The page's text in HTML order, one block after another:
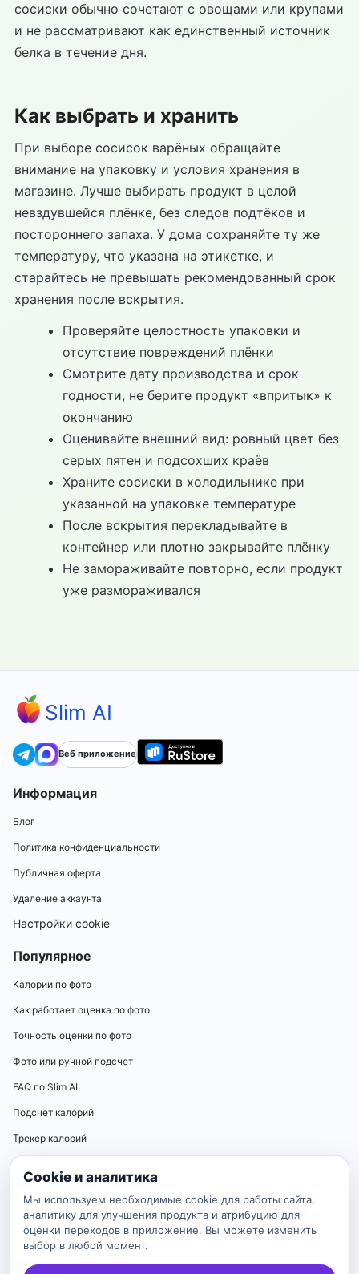
сосиски обычно сочетают с овощами или крупами
и не рассматривают как единственный источник
белка в течение дня.
Как выбрать и хранить
При выборе сосисок варёных обращайте
внимание на упаковку и условия хранения в
магазине. Лучше выбирать продукт в целой
невздувшейся плёнке, без следов подтёков и
постороннего запаха. У дома сохраняйте ту же
температуру, что указана на этикетке, и
старайтесь не превышать рекомендованный срок
хранения после вскрытия.
Проверяйте целостность упаковки и
отсутствие повреждений плёнки
Смотрите дату производства и срок
годности, не берите продукт «впритык» к
окончанию
Оценивайте внешний вид: ровный цвет без
серых пятен и подсохших краёв
Храните сосиски в холодильнике при
указанной на упаковке температуре
После вскрытия перекладывайте в
контейнер или плотно закрывайте плёнку
Не замораживайте повторно, если продукт
уже размораживался
Slim AI
Веб приложение
Информация
Блог
Политика конфиденциальности
Публичная оферта
Удаление аккаунта
Настройки cookie
Популярное
Калории по фото
Как работает оценка по фото
Точность оценки по фото
Фото или ручной подсчет
FAQ по Slim AI
Подсчет калорий
Трекер калорий
Калькуляторы
Калькулятор нормы калорий
Калькулятор ИМТ
Калькулятор идеального веса
Cookie и аналитика
Мы используем необходимые cookie для работы сайта,
аналитику для улучшения продукта и атрибуцию для
оценки переходов в приложение. Вы можете изменить
выбор в любой момент.